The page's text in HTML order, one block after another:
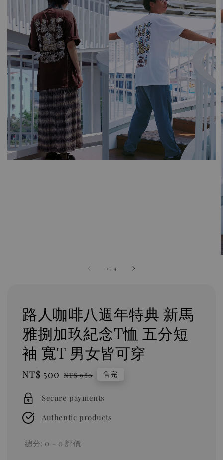
1 / 4
路人咖啡八週年特典 新馬
雅捌加玖紀念T恤 五分短
袖 寬T 男女皆可穿
Sale
NT$ 500 Regular
NT$ 980 售完
Secure payments
Authentic products
總分: 0 - 0 評價